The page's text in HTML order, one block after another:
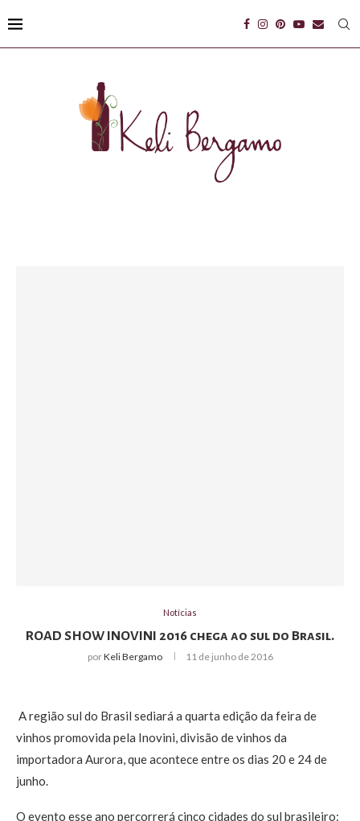
Notícias
ROAD SHOW INOVINI 2016 chega ao sul do Brasil.
porKeli Bergamo 11 de junho de 2016
A região sul do Brasil sediará a quarta edição da feira de
vinhos promovida pela Inovini, divisão de vinhos da
importadora Aurora, que acontece entre os dias 20 e 24 de
junho.
O evento esse ano percorrerá cinco cidades do sul brasileiro: